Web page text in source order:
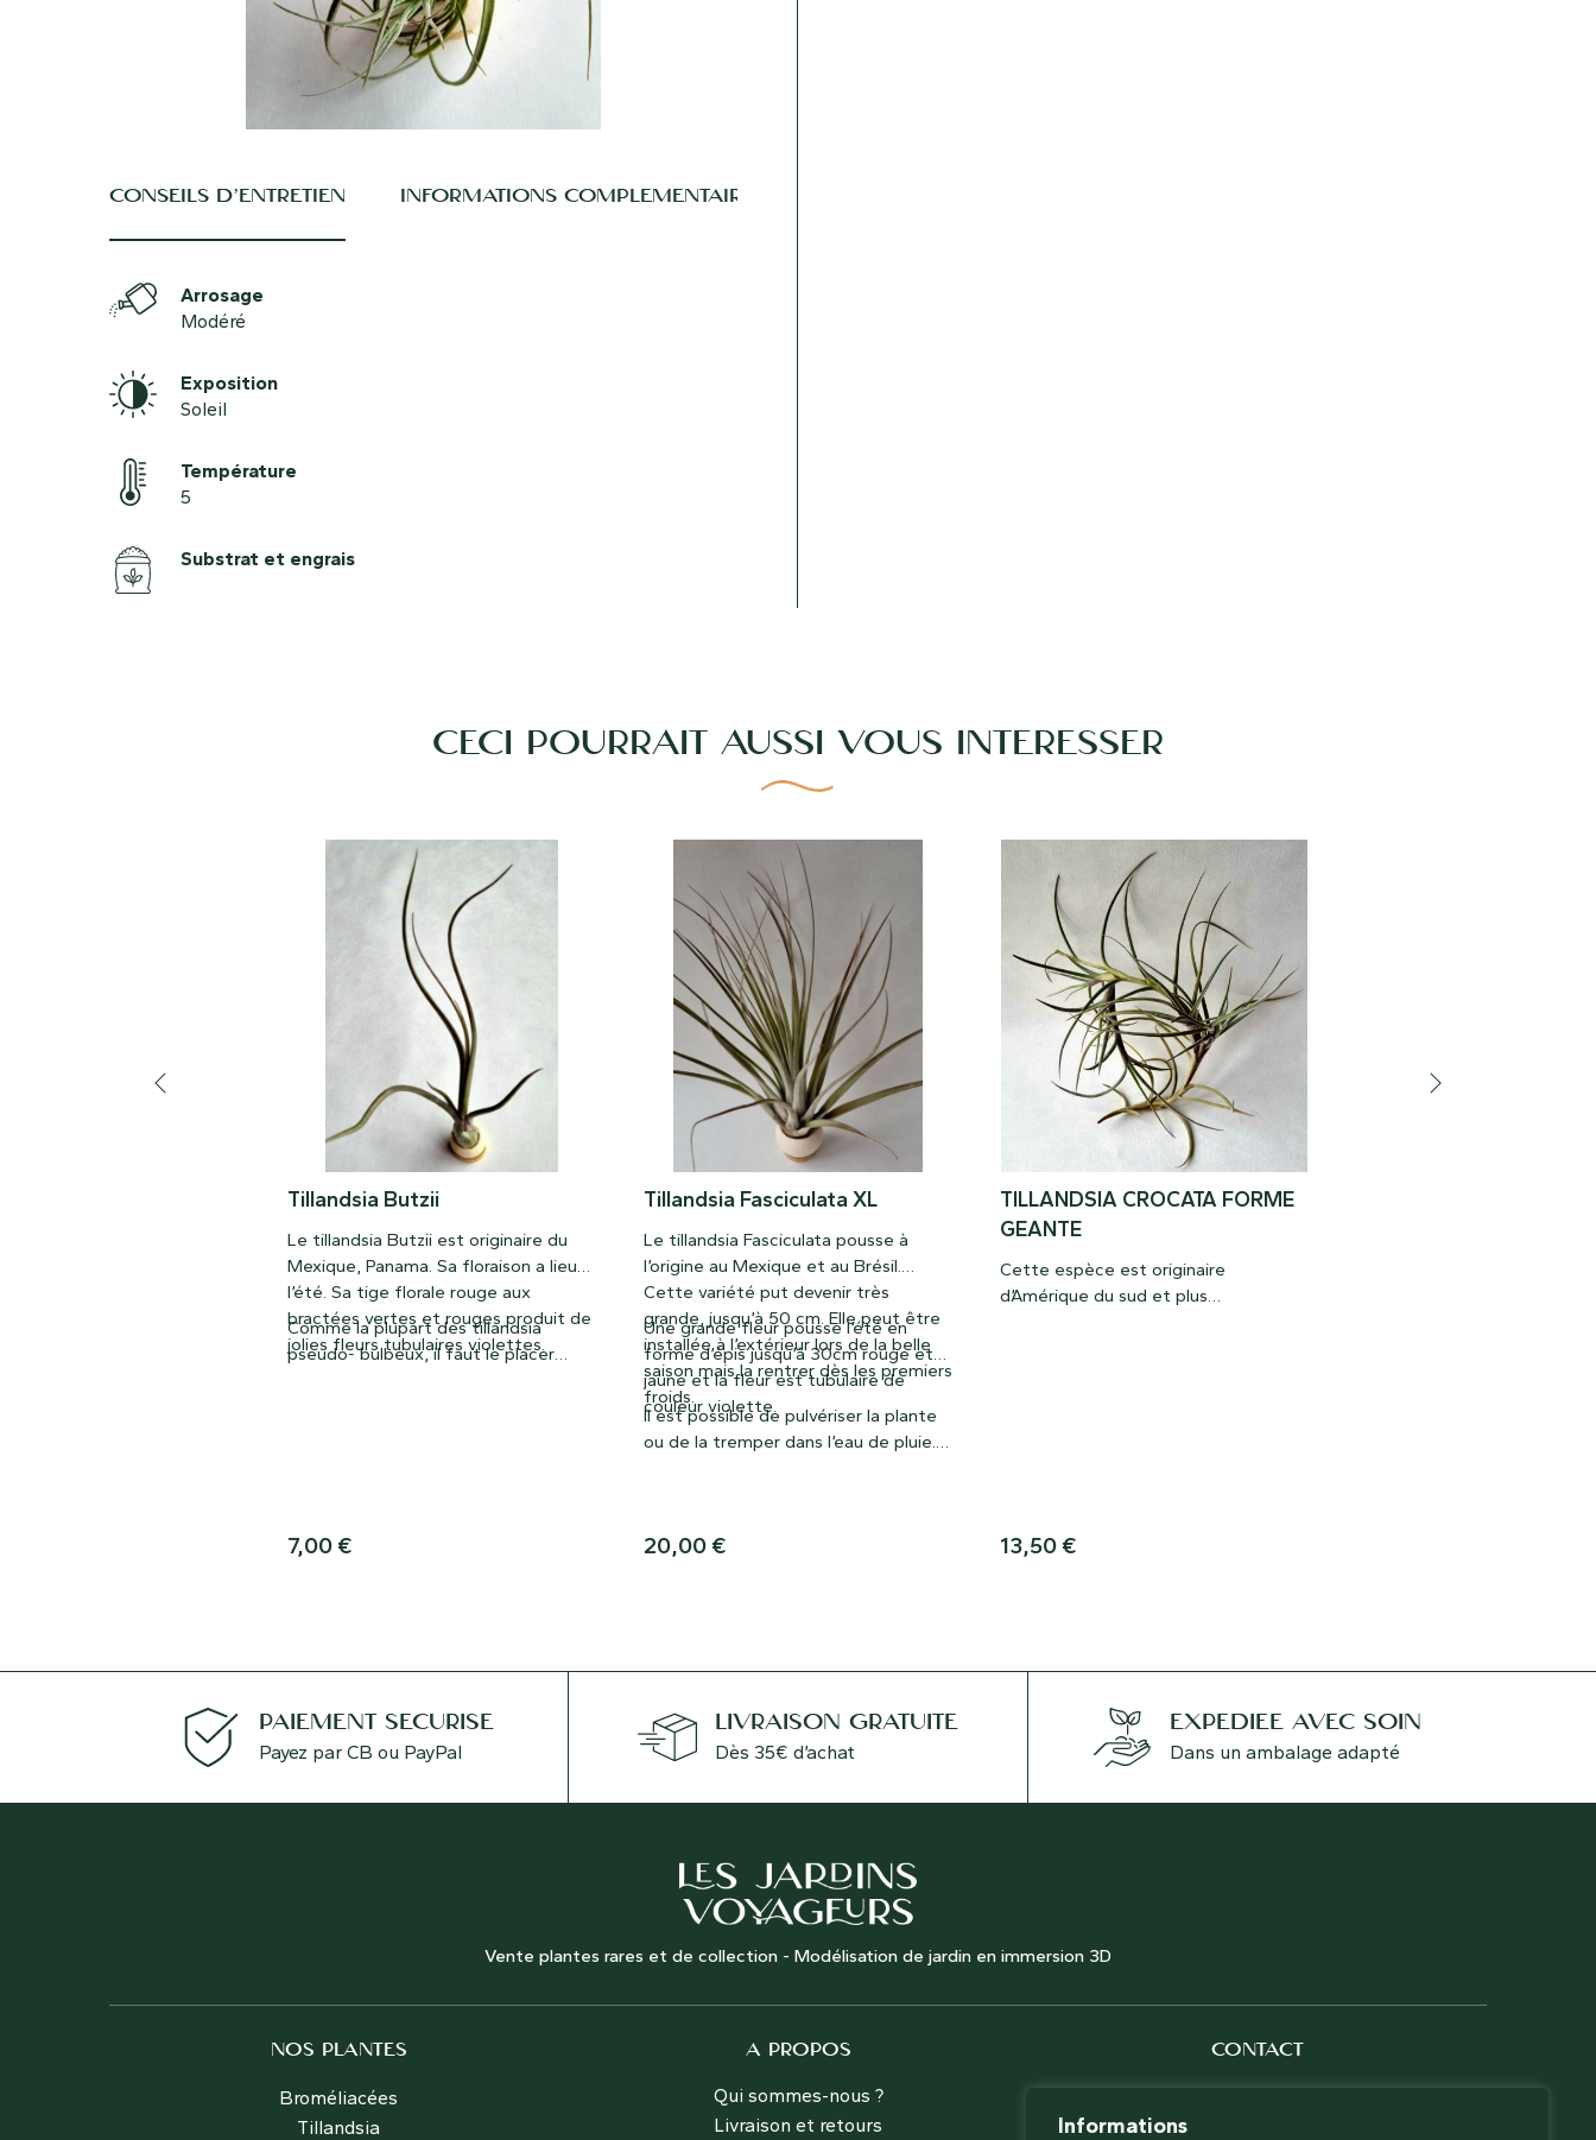
Informations
CONSEILS D’ENTRETIEN INFORMATIONS COMPLÉMENTAIRES
Arrosage
Modéré
Exposition
Soleil
Température
5
Substrat et engrais
CECI POURRAIT AUSSI VOUS INTÉRESSER
Tillandsia Butzii
Le tillandsia Butzii est originaire du
Mexique, Panama. Sa floraison a lieu
l’été. Sa tige florale rouge aux
bractées vertes et rouges produit de
jolies fleurs tubulaires violettes.
Comme la plupart des tillandsia
pseudo- bulbeux, il faut le placer
7,00 €
Tillandsia Fasciculata XL
Le tillandsia Fasciculata pousse à
l’origine au Mexique et au Brésil.
Cette variété put devenir très
grande, jusqu’à 50 cm. Elle peut être
installée à l’extérieur lors de la belle
saison mais la rentrer dès les premiers
froids.
Une grande fleur pousse l’été en
forme d’épis jusqu’à 30cm rouge et
jaune et la fleur est tubulaire de
couleur violette.
Il est possible de pulvériser la plante
ou de la tremper dans l’eau de pluie. Il
20,00 €
TILLANDSIA CROCATA FORME
GEANTE
Cette espèce est originaire
d’Amérique du sud et plus
13,50 €
PAIEMENT SÉCURISÉ
Payez par CB ou PayPal
LIVRAISON GRATUITE
Dès 35€ d’achat
EXPÉDIÉE AVEC SOIN
Dans un ambalage adapté
Vente plantes rares et de collection - Modélisation de jardin en immersion 3D
NOS PLANTES
Broméliacées
Tillandsia
A PROPOS
Qui sommes-nous ?
Livraison et retours
CONTACT
+33 (0)6 66 67 37 60